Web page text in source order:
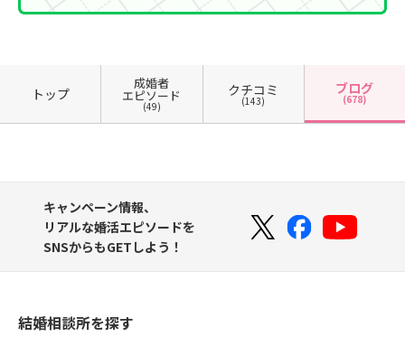
トップ
成婚者
エピソード
(49)
クチコミ
(143)
ブログ
(678)
キャンペーン情報、
リアルな婚活エピソードを
SNSからもGETしよう！
結婚相談所を探す